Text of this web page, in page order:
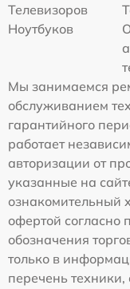
Телевизоров
Ноутбуков
Мы занимаемся
обслуживанием
гарантийного
работает
авторизации от
указанные на
ознакомительный
офертой согласно
обозначения
только в
перечень